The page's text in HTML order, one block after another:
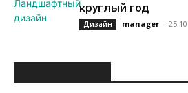
круглый год
Дизайн manager -